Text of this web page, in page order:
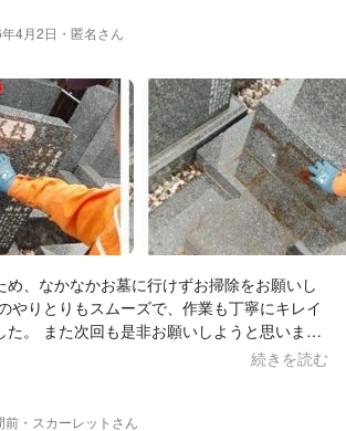
4月2日・匿名さん
め、なかなかお墓に行けずお掃除をお願いし
やりとりもスムーズで、作業も丁寧にキレイ
た。 また次回も是非お願いしようと思いま
続きを読む
前・スカーレットさん